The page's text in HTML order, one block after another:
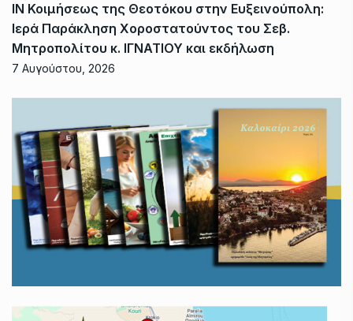
ΙΝ Κοιμήσεως της Θεοτόκου στην Ευξεινούπολη:
Ιερά Παράκληση Χοροστατούντος του Σεβ.
Μητροπολίτου κ. ΙΓΝΑΤΙΟΥ και εκδήλωση
7 Αυγούστου, 2026